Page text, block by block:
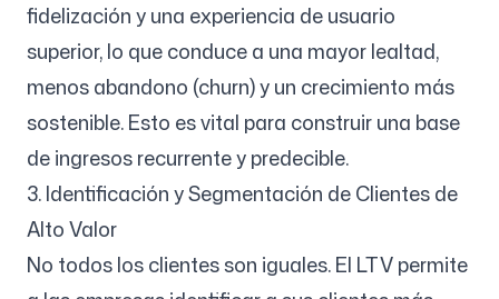
fidelización y una experiencia de usuario
superior, lo que conduce a una mayor lealtad,
menos abandono (churn) y un crecimiento más
sostenible. Esto es vital para construir una base
de ingresos recurrente y predecible.
3. Identificación y Segmentación de Clientes de
Alto Valor
No todos los clientes son iguales. El LTV permite